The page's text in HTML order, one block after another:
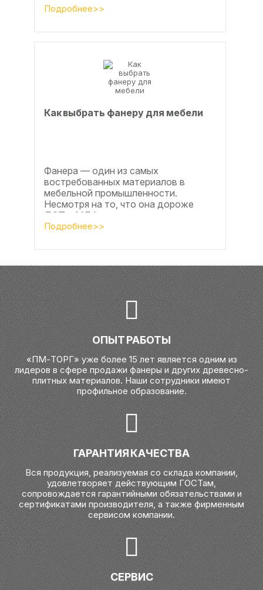
расширении, растрескивании,...
Подробнее>>
Как выбрать фанеру для мебели
Фанера — один из самых
востребованных материалов в
мебельной промышленности.
Несмотря на то, что она дороже
ДСП и МДФ , ее очень часто
используют для изготовления...
Подробнее>>
ОПЫТ РАБОТЫ
«ПМ-ТОРГ» уже более 15 лет является одним из
лидеров в сфере продажи фанеры и других древесно-
плитных материалов. Наши сотрудники имеют
профильное образование.
ГАРАНТИЯ КАЧЕСТВА
Вся продукция, реализуемая со склада компании,
удовлетворяет действующим ГОСТам,
сопровождается гарантийными обязательствами и
сертификатами производителя, а также фирменным
сервисом компании.
СЕРВИС